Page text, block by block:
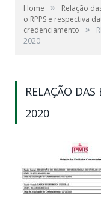
Home »
Relação
o RPPS e respectiva
credenciamento
»
2020
RELAÇÃO
2020